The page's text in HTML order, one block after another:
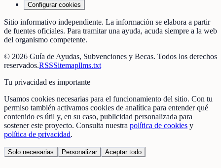
Configurar cookies
Sitio informativo independiente. La información se elabora a partir
de fuentes oficiales. Para tramitar una ayuda, acuda siempre a la web
del organismo competente.
© 2026 Guía de Ayudas, Subvenciones y Becas. Todos los derechos
reservados.RSSSitemapllms.txt
Tu privacidad es importante
Usamos cookies necesarias para el funcionamiento del sitio. Con tu
permiso también activamos cookies de analítica para entender qué
contenido es útil y, en su caso, publicidad personalizada para
sostener este proyecto. Consulta nuestra política de cookies y
política de privacidad.
Solo necesarias Personalizar Aceptar todo